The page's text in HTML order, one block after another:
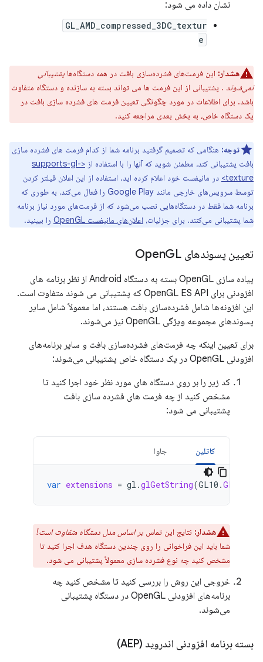
نشان داده می شود:
GL_AMD_compressed_3DC_textur
e
هشدار: این فرمت‌های فشرده‌سازی بافت در همه دستگاه‌ها پشتیبانی
نمی‌شوند . پشتیبانی از این فرمت ها می تواند بسته به سازنده و دستگاه متفاوت
باشد. برای اطلاعات در مورد چگونگی تعیین فرمت های فشرده سازی بافت در
یک دستگاه خاص، به بخش بعدی مراجعه کنید.
توجه: هنگامی که تصمیم گرفتید برنامه شما از کدام فرمت های فشرده سازی
بافت پشتیبانی کند، مطمئن شوید که آنها را با استفاده از
<supports-gl-
texture>
در مانیفست خود اعلام کرده اید. استفاده از این اعلان فیلتر کردن
توسط سرویس‌های خارجی مانند Google Play را فعال می‌کند، به طوری که
برنامه شما فقط در دستگاه‌هایی نصب می‌شود که از فرمت‌های مورد نیاز برنامه
شما پشتیبانی می‌کنند. برای جزئیات، اعلان‌های مانیفست OpenGL را ببینید.
تعیین پسوندهای OpenGL
پیاده سازی OpenGL بسته به دستگاه Android از نظر برنامه های
افزودنی برای OpenGL ES API که پشتیبانی می شوند متفاوت است.
این افزونه‌ها شامل فشرده‌سازی بافت هستند، اما معمولاً شامل سایر
پسوندهای مجموعه ویژگی OpenGL نیز می‌شوند.
برای تعیین اینکه چه فرمت‌های فشرده‌سازی بافت و سایر برنامه‌های
افزودنی OpenGL در یک دستگاه خاص پشتیبانی می‌شوند:
کد زیر را بر روی دستگاه های مورد نظر خود اجرا کنید تا
مشخص کنید از چه فرمت های فشرده سازی بافت
پشتیبانی می شود:
کاتلین جاوا
var extensions = gl .glGetString(GL10 .
هشدار: نتایج این تماس بر اساس مدل دستگاه متفاوت است!
شما باید این فراخوانی را روی چندین دستگاه هدف اجرا کنید تا
مشخص کنید چه نوع فشرده سازی معمولاً پشتیبانی می شود.
خروجی این روش را بررسی کنید تا مشخص کنید چه
برنامه‌های افزودنی OpenGL در دستگاه پشتیبانی
می‌شوند.
بسته برنامه افزودنی اندروید (AEP)